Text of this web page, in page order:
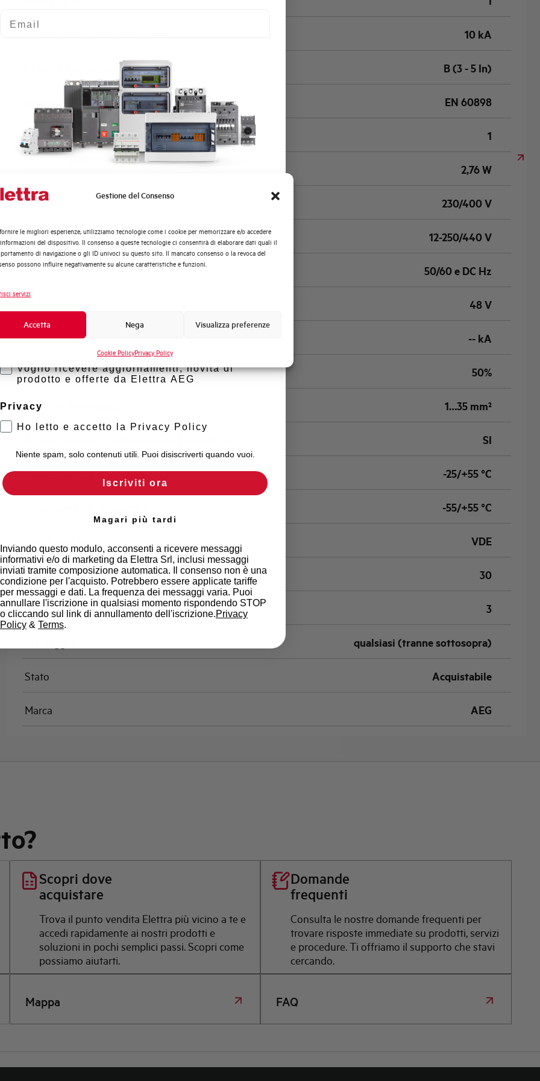
Gestione del Consenso
le migliori esperienze, utilizziamo tecnologie come i cookie per memorizzare e/o accedere
del dispositivo. Il consenso a queste tecnologie ci consentirà di elaborare dati quali il
di navigazione o gli ID univoci su questo sito. Il mancato consenso o la revoca del
possono influire negativamente su alcune caratteristiche e funzioni.
servizi
Accetta Nega Visualizza preferenze
Cookie PolicyPrivacy Policy
10 kA
B (3 - 5 In)
EN 60898
Numero moduli 1
2,76 W
Tensione nominale Ue AC 230/400 V
Tensione di impiego min-max AC 12-250/440 V
Frequenza 50/60 e DC Hz
48 V
Capacità di rottura EN60947-2 Icu a 400V -- kA
Capacità di rottura di servizio Ics (%Icu) 50%
Capacità dei terminali 1…35 mm²
SI
Temperatura di impiego -25/+55 °C
-55/+55 °C
VDE
Temperatura di riferimento (°C) 30
Classe di limitazione 3
qualsiasi (tranne sottosopra)
Stato Acquistabile
Marca AEG
Scopri dove
acquistare
Trova il punto vendita Elettra più vicino a te e
accedi rapidamente ai nostri prodotti e
soluzioni in pochi semplici passi. Scopri come
possiamo aiutarti.
Mappa
Domande
frequenti
Consulta le nostre domande frequenti per
trovare risposte immediate su prodotti, servizi
e procedure. Ti offriamo il supporto che stavi
cercando.
FAQ
Quali argomenti ti interessano di più?
Automazione Industriale
Fotovoltaico
Sistema Quadri
Formazione tecnica
Voglio ricevere aggiornamenti, novità di
prodotto e offerte da Elettra AEG
Privacy
Ho letto e accetto la Privacy Policy
Niente spam, solo contenuti utili. Puoi disiscriverti quando vuoi.
Iscriviti ora
Magari più tardi
Inviando questo modulo, acconsenti a ricevere messaggi
informativi e/o di marketing da Elettra Srl, inclusi messaggi
inviati tramite composizione automatica. Il consenso non è una
condizione per l'acquisto. Potrebbero essere applicate tariffe
per messaggi e dati. La frequenza dei messaggi varia. Puoi
annullare l'iscrizione in qualsiasi momento rispondendo STOP
o cliccando sul link di annullamento dell'iscrizione.Privacy
Policy & Terms.